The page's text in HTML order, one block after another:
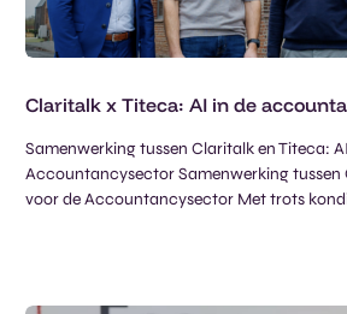
Claritalk x Titeca: AI in de
Samenwerking tussen Claritalk en Titeca:
Accountancysector Samenwerking tussen
voor de Accountancysector Met trots